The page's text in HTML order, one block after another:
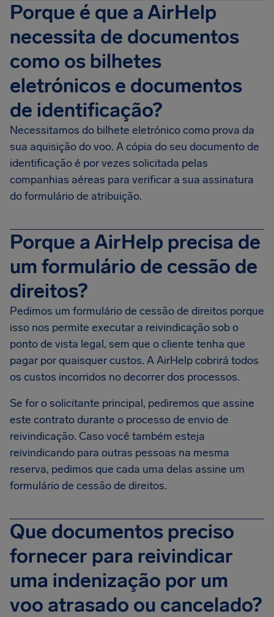
Porque é que a AirHelp
necessita de documentos
como os bilhetes
eletrónicos e documentos
de identificação?
Necessitamos do bilhete eletrónico como prova da
sua aquisição do voo. A cópia do seu documento de
identificação é por vezes solicitada pelas
companhias aéreas para verificar a sua assinatura
do formulário de atribuição.
Porque a AirHelp precisa de
um formulário de cessão de
direitos?
Pedimos um formulário de cessão de direitos porque
isso nos permite executar a reivindicação sob o
ponto de vista legal, sem que o cliente tenha que
pagar por quaisquer custos. A AirHelp cobrirá todos
os custos incorridos no decorrer dos processos.
Se for o solicitante principal, pediremos que assine
este contrato durante o processo de envio de
reivindicação. Caso você também esteja
reivindicando para outras pessoas na mesma
reserva, pedimos que cada uma delas assine um
formulário de cessão de direitos.
Que documentos preciso
fornecer para reivindicar
uma indenização por um
voo atrasado ou cancelado?